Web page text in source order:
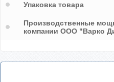
Упаковка товара
Производственные
компании ООО "Варко